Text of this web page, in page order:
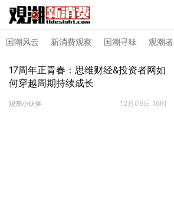
国潮风云 新消费观察 国潮寻味 观潮者
17周年正青春：思维财经&投资者网如
何穿越周期持续成长
观潮小伙伴 12月09日 16时